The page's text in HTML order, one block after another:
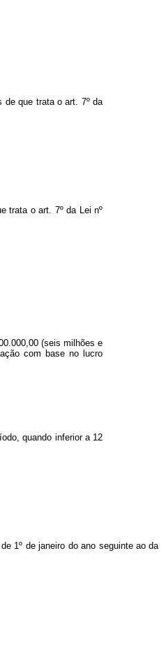
de que trata o art. 7º da
trata o art. 7º da Lei nº
(seis milhões e
com base no lucro
quando inferior a 12
1º de janeiro do ano seguinte ao da